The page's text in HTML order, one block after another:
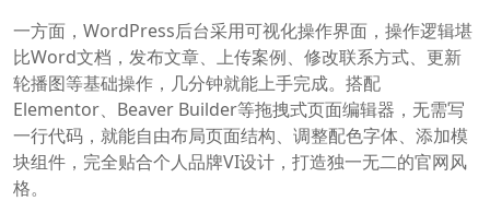
一方面，WordPress后台采用可视化操作界面，操作逻辑堪
比Word文档，发布文章、上传案例、修改联系方式、更新
轮播图等基础操作，几分钟就能上手完成。搭配
Elementor、Beaver Builder等拖拽式页面编辑器，无需写
一行代码，就能自由布局页面结构、调整配色字体、添加模
块组件，完全贴合个人品牌VI设计，打造独一无二的官网风
格。